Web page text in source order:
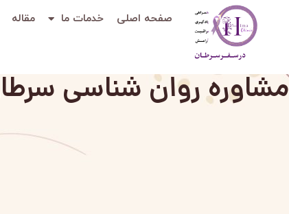
صفحه اصلی خدمات ما مقاله
مشاوره روان شناسی